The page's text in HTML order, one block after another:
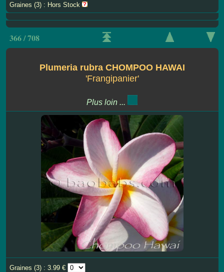
Graines (3) : Hors Stock
366 / 708
Plumeria rubra CHOMPOO HAWAI
'Frangipanier'
Plus loin ...
Graines (3) : 3.99 €